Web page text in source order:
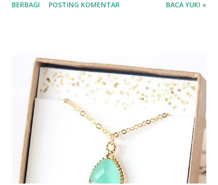
aplikasi Ipusnas ❤❤❤
BERBAGI POSTING KOMENTAR BACA YUK! »